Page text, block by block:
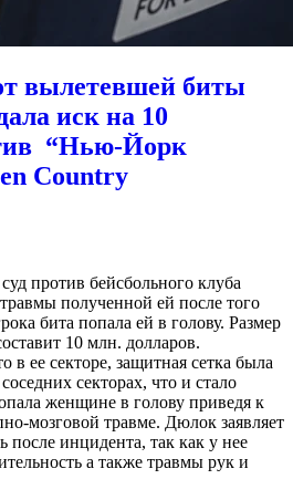
вылетевшей биты
иск на 10
“Нью-Йорк
Country
против бейсбольного клуба
полученной ей после того
бита попала ей в голову. Размер
10 млн. долларов.
в ее секторе, защитная сетка была
секторах, что и стало
женщине в голову приведя к
мозговой травме. Дюлок заявляет
после инцидента, так как у нее
а также травмы рук и